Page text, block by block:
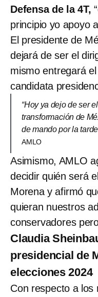
Defensa de la 4T,
principio yo apoyo
El presidente de
dejará de ser el
mismo entregará
candidata
“Hoy ya dejo de ser
transformación de
de mando por la
AMLO
Asimismo, AMLO
decidir quién será
Morena y afirmó
quieran nuestros
conservadores
Claudia
presidencial de
elecciones 2024
Con respecto a los